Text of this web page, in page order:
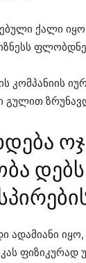
ქალი
კომპანიის
გულით
ადამიანი